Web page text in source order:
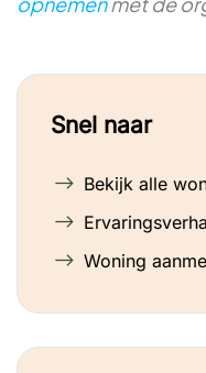
Snel naar
Bekijk alle
Woning